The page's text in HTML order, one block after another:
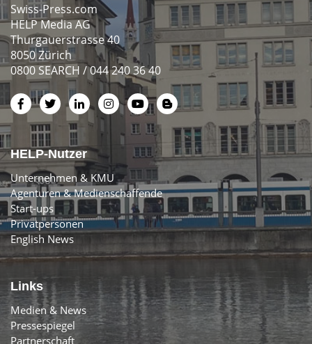
Swiss-Press.com
HELP Media AG
Thurgauerstrasse 40
8050 Zürich
0800 SEARCH / 044 240 36 40
HELP-Nutzer
Unternehmen & KMU
Agenturen & Medienschaffende
Start-ups
Privatpersonen
English News
Links
Medien & News
Pressespiegel
Partnerschaft